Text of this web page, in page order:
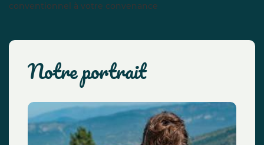
conventionnel à votre convenance
notre portrait